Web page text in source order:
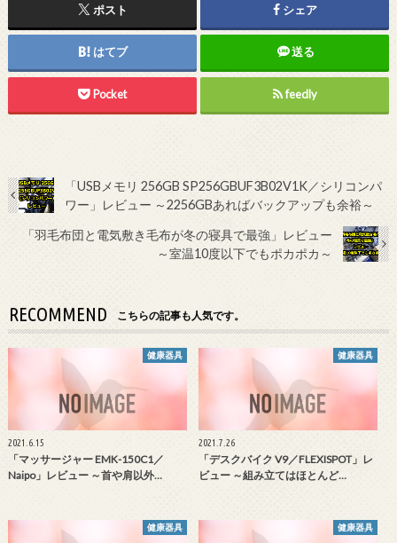
ポスト シェア
はてブ 送る
Pocket feedly
「USBメモリ 256GB SP256GBUF3B02V1K／シリコンパ
ワー」レビュー ～2256GBあればバックアップも余裕～
「羽毛布団と電気敷き毛布が冬の寝具で最強」レビュー
～室温10度以下でもポカポカ～
RECOMMEND こちらの記事も人気です。
健康器具
2021.6.15
「マッサージャー EMK-150C1／
Naipo」レビュー ～首や肩以外…
健康器具
2021.7.26
「デスクバイク V9／FLEXISPOT」レ
ビュー ～組み立てはほとんど…
健康器具 健康器具